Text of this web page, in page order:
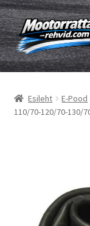
Liigu
navigeerimisele
Liigu
sisu
juurde
Rehvid
Sisekumm
Esileht E-Pood
110/70-120/70-130/